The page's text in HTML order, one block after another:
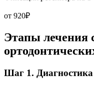
от 920₽
Этапы лечения
Шаг 1.